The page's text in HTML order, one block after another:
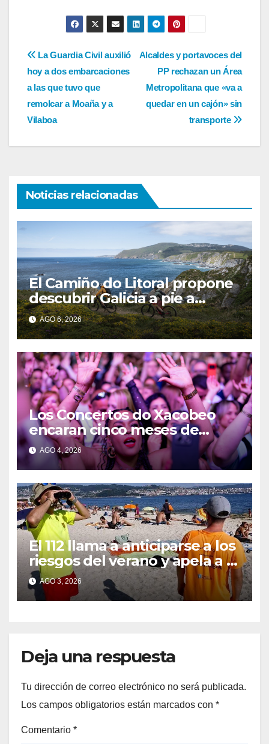
Navegación
de
entradas
Alcaldes y portavoces del
PP rechazan un Área
Metropolitana que «va a
quedar en un cajón» sin
transporte
La Guardia Civil auxilió
hoy a dos embarcaciones
a las que tuvo que
remolcar a Moaña y a
Vilaboa
Noticias relacionadas
El Camiño do Litoral propone
descubrir Galicia a pie a
través de más de 1.300
kilómetros
AGO 6, 2026
Los Concertos do Xacobeo
encaran cinco meses de
intensa actividad para
consolidar a Galicia como
gran destino de la música en
directo
AGO 4, 2026
El 112 llama a anticiparse a los
riesgos del verano y apela a la
prudencia para evitar
emergencias
AGO 3, 2026
Deja una respuesta
Tu dirección de correo electrónico no será publicada.
Los campos obligatorios están marcados con *
Comentario *